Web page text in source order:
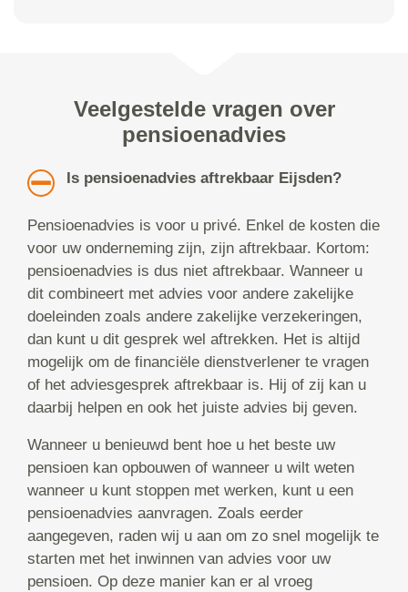
Veelgestelde vragen over
pensioenadvies
Is pensioenadvies aftrekbaar Eijsden?
Pensioenadvies is voor u privé. Enkel de kosten die
voor uw onderneming zijn, zijn aftrekbaar. Kortom:
pensioenadvies is dus niet aftrekbaar. Wanneer u
dit combineert met advies voor andere zakelijke
doeleinden zoals andere zakelijke verzekeringen,
dan kunt u dit gesprek wel aftrekken. Het is altijd
mogelijk om de financiële dienstverlener te vragen
of het adviesgesprek aftrekbaar is. Hij of zij kan u
daarbij helpen en ook het juiste advies bij geven.
Wanneer u benieuwd bent hoe u het beste uw
pensioen kan opbouwen of wanneer u wilt weten
wanneer u kunt stoppen met werken, kunt u een
pensioenadvies aanvragen. Zoals eerder
aangegeven, raden wij u aan om zo snel mogelijk te
starten met het inwinnen van advies voor uw
pensioen. Op deze manier kan er al vroeg